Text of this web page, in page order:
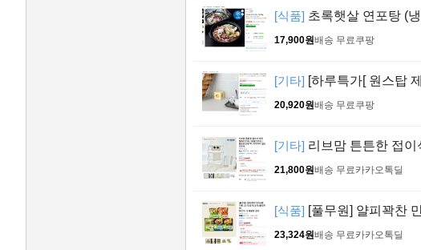
[식품] 초록햇살 연포탕 (
17,900원배송 무료쿠팡
[기타] [하루특가[ 원스탑
20,920원배송 무료쿠팡
[기타] 리브맘 튼튼한 접
21,800원배송 무료카카오톡딜
[식품] [풀무원] 얄피꽉찬
23,324원배송 무료카카오톡딜